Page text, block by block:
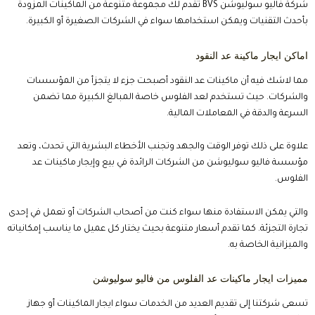
شركة فاليو سوليوشن BVS تقدم لك مجموعة متنوعة من الماكينات المزودة
بأحدث التقنيات ويمكن استخدامها سواء في الشركات الصغيرة أو الكبيرة.
اماكن ايجار ماكينة عد النقود
مما لاشك فيه أن ماكينات عد النقود أصبحت جزء لا يتجزأ من المؤسسات
والشركات. حيث تستخدم لعد الفلوس خاصة المبالغ الكبيرة مما تضمن
السرعة والدقة في المعاملات المالية.
علاوة على ذلك توفر الوقت والجهد وتجنب الأخطاء البشرية التي تحدث، وتعد
مؤسسة فاليو سوليوشن من الشركات الرائدة في بيع وإيجار ماكينات عد
الفلوس.
والتي يمكن الاستفادة منها سواء كنت من أصحاب الشركات أو تعمل في إحدى
تجارة التجزئة. كما تقدم أسعار متنوعة بحيث يختار كل عميل ما يناسب إمكانياته
والميزانية الخاصة به.
مميزات ايجار ماكينات عد الفلوس من فاليو سوليوشن
تسعى شركتنا إلى تقديم العديد من الخدمات سواء ايجار الماكينات أو جهاز